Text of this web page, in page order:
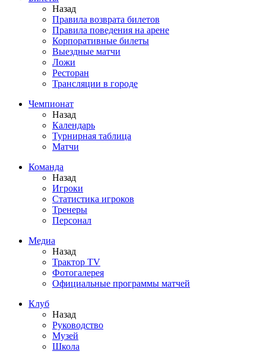
Назад
Правила возврата билетов
Правила поведения на арене
Корпоративные билеты
Выездные матчи
Ложи
Ресторан
Трансляции в городе
Чемпионат
Назад
Календарь
Турнирная таблица
Матчи
Команда
Назад
Игроки
Статистика игроков
Тренеры
Персонал
Медиа
Назад
Трактор TV
Фотогалерея
Официальные программы матчей
Клуб
Назад
Руководство
Музей
Школа